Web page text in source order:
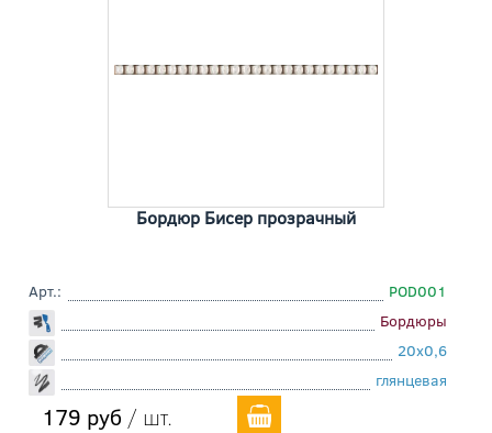
Бордюр Бисер прозрачный
Арт.:
POD001
Бордюры
20x0,6
глянцевая
179 руб / шт.